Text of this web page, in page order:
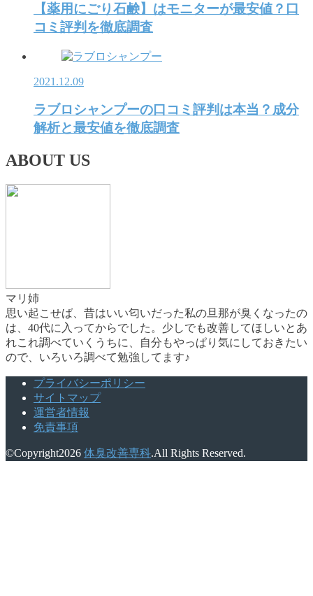
【薬用にごり石鹸】はモニターが最安値？口
コミ評判を徹底調査
2021.12.09
ラブロシャンプーの口コミ評判は本当？成分
解析と最安値を徹底調査
ABOUT US
マリ姉
思い起こせば、昔はいい匂いだった私の旦那が臭くなったの
は、40代に入ってからでした。少しでも改善してほしいとあ
れこれ調べていくうちに、自分もやっぱり気にしておきたい
ので、いろいろ調べて勉強してます♪
プライバシーポリシー
サイトマップ
運営者情報
免責事項
©Copyright2026 体臭改善専科.All Rights Reserved.